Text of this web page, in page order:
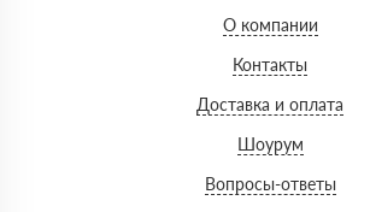
О компании
Контакты
Доставка и оплата
Шоурум
Вопросы-ответы